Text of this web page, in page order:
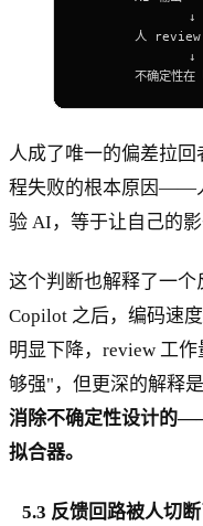
              ↓
       人 review
              ↓
不确定性在
人成了唯一的偏差拉
程失败的根本原因——
验 AI，等于让自己的影
这个判断也解释了一
Copilot 之后，编码速
明显下降，review 工
够强"，但更深的解释是
消除不确定性设计的
拟合器。
5.3 反馈回路被人切